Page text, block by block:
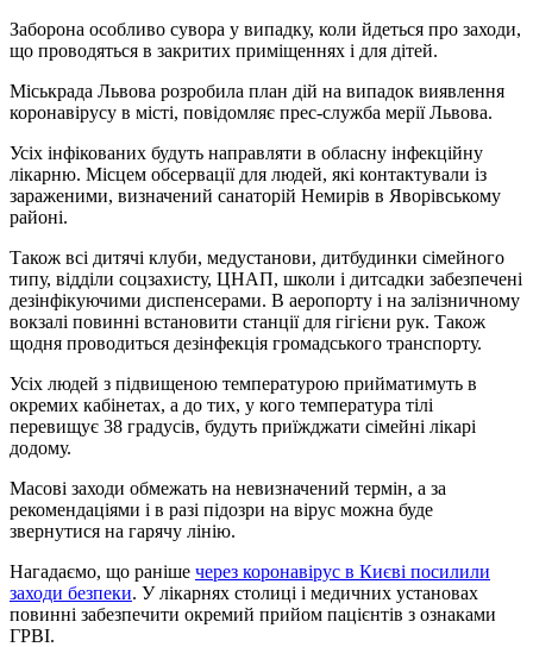
Заборона особливо сувора у випадку, коли йдеться про заходи,
що проводяться в закритих приміщеннях і для дітей.
Міськрада Львова розробила план дій на випадок виявлення
коронавірусу в місті, повідомляє прес-служба мерії Львова.
Усіх інфікованих будуть направляти в обласну інфекційну
лікарню. Місцем обсервації для людей, які контактували із
зараженими, визначений санаторій Немирів в Яворівському
районі.
Також всі дитячі клуби, медустанови, дитбудинки сімейного
типу, відділи соцзахисту, ЦНАП, школи і дитсадки забезпечені
дезінфікуючими диспенсерами. В аеропорту і на залізничному
вокзалі повинні встановити станції для гігієни рук. Також
щодня проводиться дезінфекція громадського транспорту.
Усіх людей з підвищеною температурою прийматимуть в
окремих кабінетах, а до тих, у кого температура тілі
перевищує 38 градусів, будуть приїжджати сімейні лікарі
додому.
Масові заходи обмежать на невизначений термін, а за
рекомендаціями і в разі підозри на вірус можна буде
звернутися на гарячу лінію.
Нагадаємо, що раніше через коронавірус в Києві посилили
заходи безпеки. У лікарнях столиці і медичних установах
повинні забезпечити окремий прийом пацієнтів з ознаками
ГРВІ.